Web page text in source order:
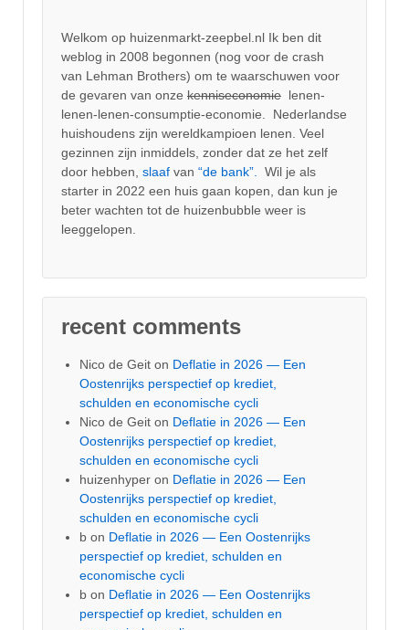
Welkom op huizenmarkt-zeepbel.nl Ik ben dit
weblog in 2008 begonnen (nog voor de crash
van Lehman Brothers) om te waarschuwen voor
de gevaren van onze kenniseconomie lenen-
lenen-lenen-consumptie-economie. Nederlandse
huishoudens zijn wereldkampioen lenen. Veel
gezinnen zijn inmiddels, zonder dat ze het zelf
door hebben, slaaf van “de bank”.
Wil je als
starter in 2022 een huis gaan kopen, dan kun je
beter wachten tot de huizenbubble weer is
leeggelopen.
recent comments
Nico de Geit on Deflatie in 2026 — Een
Oostenrijks perspectief op krediet,
schulden en economische cycli
Nico de Geit on Deflatie in 2026 — Een
Oostenrijks perspectief op krediet,
schulden en economische cycli
huizenhyper on Deflatie in 2026 — Een
Oostenrijks perspectief op krediet,
schulden en economische cycli
b on Deflatie in 2026 — Een Oostenrijks
perspectief op krediet, schulden en
economische cycli
b on Deflatie in 2026 — Een Oostenrijks
perspectief op krediet, schulden en